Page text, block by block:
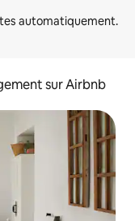
sur Airbnb